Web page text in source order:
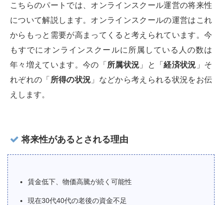
こちらのパートでは、オンラインスクール運営の将来性
について解説します。オンラインスクールの運営はこれ
からもっと需要が高まってくると考えられています。今
もすでにオンラインスクールに所属している人の数は
年々増えています。今の「 所属状況 」と「経済状況 」そ
れぞれの「 所得の状況 」などから考えられる状況をお伝
えします。
将来性があるとされる理由
賃金低下、物価高騰が続く可能性
現在30代40代の老後の資金不足